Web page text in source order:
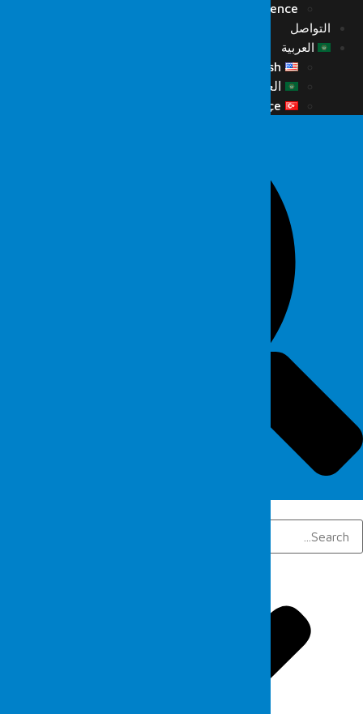
Fordefence على منصات التواصل
التواصل
العربية
English
العربية
Türkçe